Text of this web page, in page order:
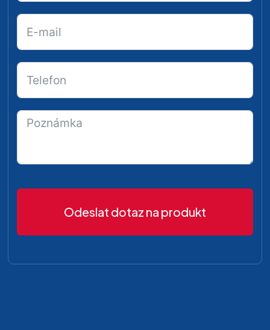
Odeslat dotaz na produkt